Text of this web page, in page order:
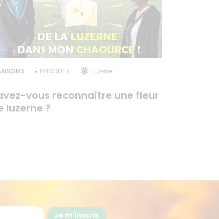
5 EPISODE 6 Luzerne
vous reconnaître une fleur
luzerne ?
Je m'inscris